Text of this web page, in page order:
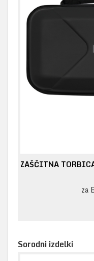
ZAŠČITNA
za
Sorodni izdelki